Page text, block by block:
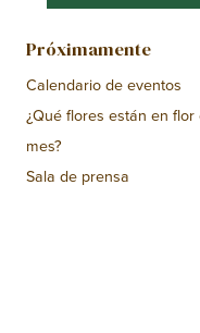
Próximamente
Calendario de eventos
¿Qué flores están en flor
mes?
Sala de prensa